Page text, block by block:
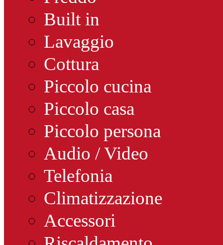
Built in
Lavaggio
Cottura
Piccolo cucina
Piccolo casa
Piccolo persona
Audio / Video
Telefonia
Climatizzazione
Accessori